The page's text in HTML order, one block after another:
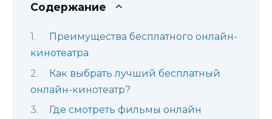
Содержание
Преимущества бесплатного онлайн-
кинотеатра
Как выбрать лучший бесплатный
онлайн-кинотеатр?
Где смотреть фильмы онлайн